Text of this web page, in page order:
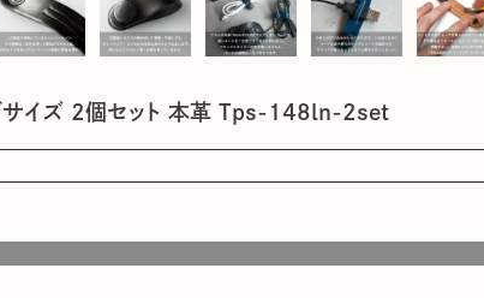
グサイズ 2個セット 本革 Tps-148ln-2set